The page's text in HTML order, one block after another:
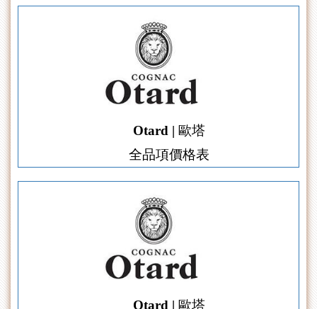
Otard | 歐塔
全品項價格表
Otard | 歐塔